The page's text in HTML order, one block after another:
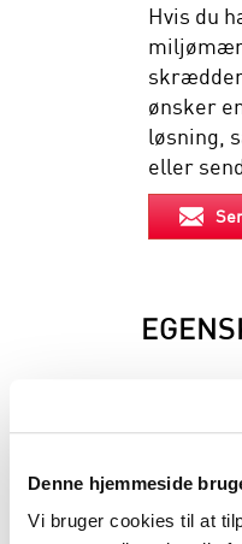
Denne hjemmeside
Vi bruger cookies til at
Hvis du
ønsker
løsning,
eller
INFORMATION